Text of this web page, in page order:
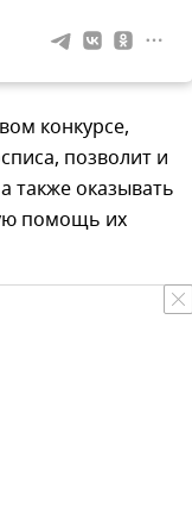
конкурсе,
позволит и
также оказывать
помощь их